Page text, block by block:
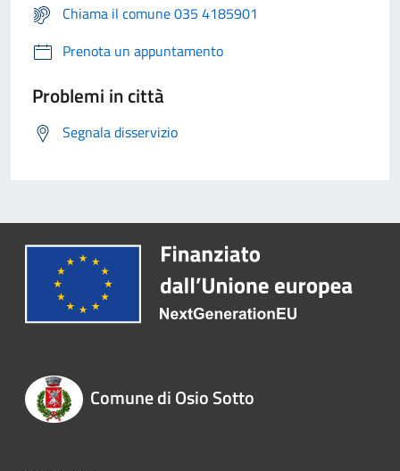
Chiama il comune 035 4185901
Prenota un appuntamento
Problemi in città
Segnala disservizio
Comune di Osio Sotto